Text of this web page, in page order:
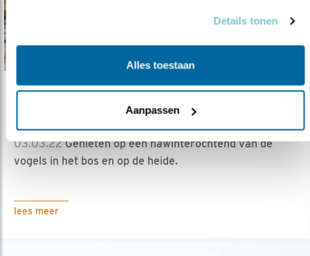
Details tonen
Alles toestaan
Aanpassen
Tip
Nawinteren op de Veluwse Noorderheide
03.03.22Genieten op een nawinterochtend van de
vogels in het bos en op de heide.
lees meer